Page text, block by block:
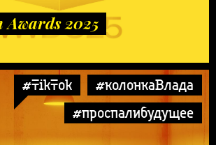
Awards 2025
#TikTok
#колонкаВлада
#проспалибудущее